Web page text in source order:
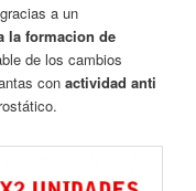
gracias a un
la formacion de
de los cambios
con actividadanti